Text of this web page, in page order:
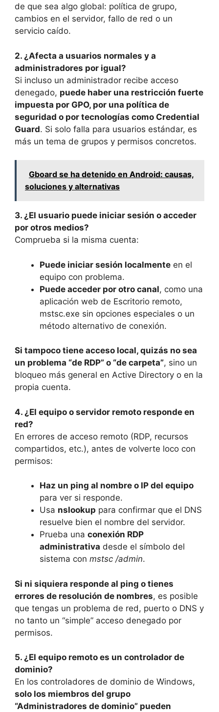
de que sea algo global: política de grupo,
cambios en el servidor, fallo de red o un
servicio caído.
2. ¿Afecta a usuarios normales y a
administradores por igual?
Si incluso un administrador recibe acceso
denegado, puede haber una restricción fuerte
impuesta por GPO, por una política de
seguridad o por tecnologías como Credential
Guard. Si solo falla para usuarios estándar, es
más un tema de grupos y permisos concretos.
Gboard se ha detenido en Android: causas,
soluciones y alternativas
3. ¿El usuario puede iniciar sesión o acceder
por otros medios?
Comprueba si la misma cuenta:
Puede iniciar sesión localmente en el
equipo con problema.
Puede acceder por otro canal, como una
aplicación web de Escritorio remoto,
mstsc.exe sin opciones especiales o un
método alternativo de conexión.
Si tampoco tiene acceso local, quizás no sea
un problema “de RDP” o “de carpeta”, sino un
bloqueo más general en Active Directory o en la
propia cuenta.
4. ¿El equipo o servidor remoto responde en
red?
En errores de acceso remoto (RDP, recursos
compartidos, etc.), antes de volverte loco con
permisos:
Haz un ping al nombre o IP del equipo
para ver si responde.
Usa nslookup para confirmar que el DNS
resuelve bien el nombre del servidor.
Prueba una conexión RDP
administrativa desde el símbolo del
sistema con mstsc /admin.
Si ni siquiera responde al ping o tienes
errores de resolución de nombres, es posible
que tengas un problema de red, puerto o DNS y
no tanto un “simple” acceso denegado por
permisos.
5. ¿El equipo remoto es un controlador de
dominio?
En los controladores de dominio de Windows,
solo los miembros del grupo
“Administradores de dominio” pueden